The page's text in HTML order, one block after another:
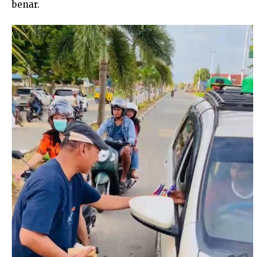
benar.